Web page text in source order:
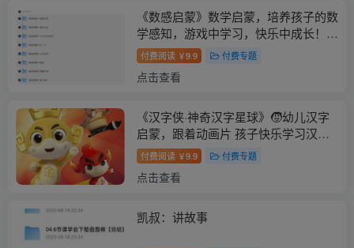
《数感启蒙》数学启蒙，培养孩子的数
学感知，游戏中学习，快乐中成长！幼
小衔接必备！
付费阅读 ￥9.9 付费专题
点击查看
《汉字侠·神奇汉字星球》🧒幼儿汉字
启蒙，跟着动画片 孩子快乐学习汉
字！幼小衔接必备！
付费阅读 ￥9.9 付费专题
点击查看
凯叔：讲故事